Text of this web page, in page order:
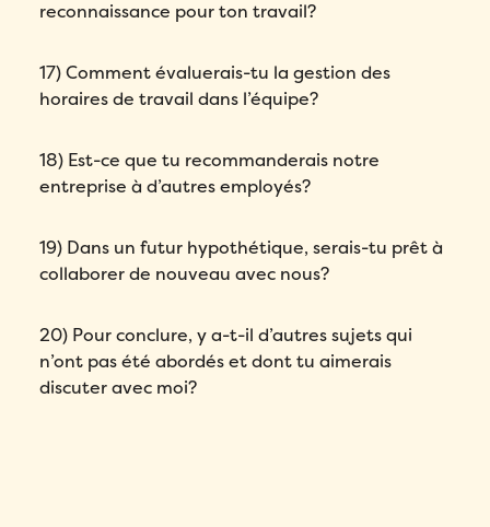
reconnaissance pour ton travail?
17) Comment évaluerais-tu la gestion des
horaires de travail dans l’équipe?
18) Est-ce que tu recommanderais notre
entreprise à d’autres employés?
19) Dans un futur hypothétique, serais-tu prêt à
collaborer de nouveau avec nous?
20) Pour conclure, y a-t-il d’autres sujets qui
n’ont pas été abordés et dont tu aimerais
discuter avec moi?